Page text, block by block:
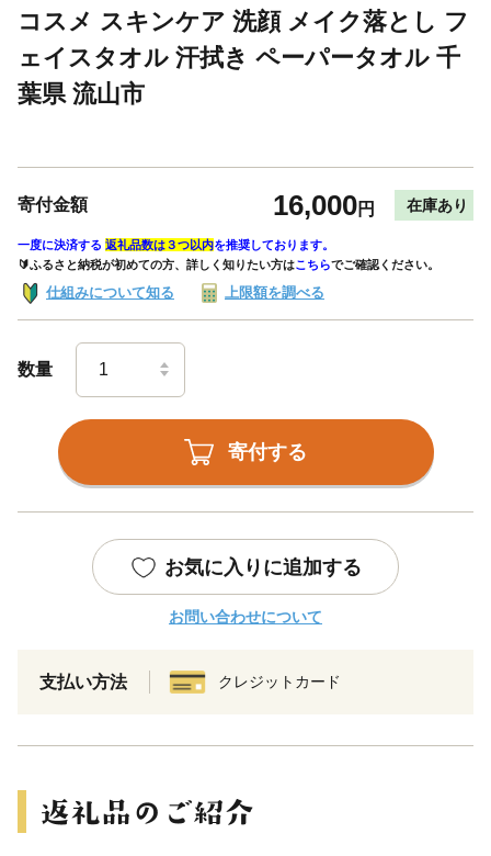
コスメ スキンケア 洗顔 メイク落とし フ
ェイスタオル 汗拭き ペーパータオル 千
葉県 流山市
寄付金額 16,000円 在庫あり
一度に決済する 返礼品数は３つ以内を推奨しております。
🔰ふるさと納税が初めての方、詳しく知りたい方はこちらでご確認ください。
仕組みについて知る 上限額を調べる
数量
寄付する
お気に入りに追加する
お問い合わせについて
支払い方法 クレジットカード